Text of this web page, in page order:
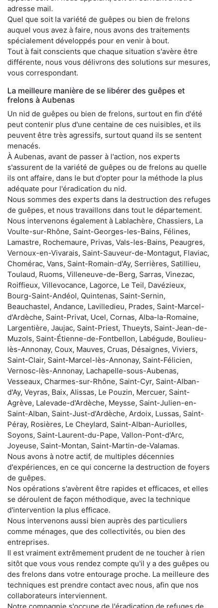
adresse mail.
Quel que soit la variété de guêpes ou bien de frelons
auquel vous avez à faire, nous avons des traitements
spécialement développés pour en venir à bout.
Tout à fait conscients que chaque situation s'avère être
différente, nous vous délivrons des solutions sur mesures,
vous correspondant.
La meilleure manière de se libérer des guêpes et
frelons à Aubenas
Un nid de guêpes ou bien de frelons, surtout en fin d'été
peut contenir plus d'une centaine de ces nuisibles, et ils
peuvent être très agressifs, surtout quand ils se sentent
menacés.
À Aubenas, avant de passer à l'action, nos experts
s'assurent de la variété de guêpes ou de frelons au quelle
ils ont affaire, dans le but d'opter pour la méthode la plus
adéquate pour l'éradication du nid.
Nous sommes des experts dans la destruction des refuges
de guêpes, et nous travaillons dans tout le département.
Nous intervenons également à Lablachère, Chassiers, La
Voulte-sur-Rhône, Saint-Georges-les-Bains, Félines,
Lamastre, Rochemaure, Privas, Vals-les-Bains, Peaugres,
Vernoux-en-Vivarais, Saint-Sauveur-de-Montagut, Flaviac,
Chomérac, Vans, Saint-Romain-d'Ay, Serrières, Satillieu,
Toulaud, Ruoms, Villeneuve-de-Berg, Sarras, Vinezac,
Roiffieux, Villevocance, Lagorce, Le Teil, Davézieux,
Bourg-Saint-Andéol, Quintenas, Saint-Sernin,
Beauchastel, Andance, Lavilledieu, Prades, Saint-Marcel-
d'Ardèche, Saint-Privat, Ucel, Cornas, Alba-la-Romaine,
Largentière, Jaujac, Saint-Priest, Thueyts, Saint-Jean-de-
Muzols, Saint-Étienne-de-Fontbellon, Labégude, Boulieu-
lès-Annonay, Coux, Mauves, Cruas, Désaignes, Viviers,
Saint-Clair, Saint-Marcel-lès-Annonay, Saint-Félicien,
Vernosc-lès-Annonay, Lachapelle-sous-Aubenas,
Vesseaux, Charmes-sur-Rhône, Saint-Cyr, Saint-Alban-
d'Ay, Veyras, Baix, Alissas, Le Pouzin, Mercuer, Saint-
Agrève, Lalevade-d'Ardèche, Meysse, Saint-Julien-en-
Saint-Alban, Saint-Just-d'Ardèche, Ardoix, Lussas, Saint-
Péray, Rosières, Le Cheylard, Saint-Alban-Auriolles,
Soyons, Saint-Laurent-du-Pape, Vallon-Pont-d'Arc,
Joyeuse, Saint-Montan, Saint-Martin-de-Valamas.
Nous avons à notre actif, de multiples décennies
d'expériences, en ce qui concerne la destruction de foyers
de guêpes.
Nos opérations s'avèrent être rapides et efficaces, et elles
se déroulent de façon méthodique, avec la technique
d'intervention la plus efficace.
Nous intervenons aussi bien auprès des particuliers
comme ménages, que des collectivités, ou bien des
entreprises.
Il est vraiment extrêmement prudent de ne toucher à rien
sitôt que vous vous rendez compte qu'il y a des guêpes ou
des frelons dans votre entourage proche. La meilleure des
techniques est prendre contact avec nous, afin que nos
collaborateurs interviennent.